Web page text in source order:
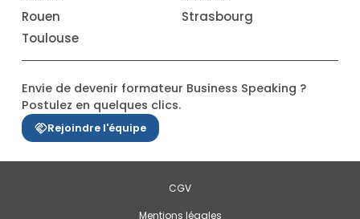
Rouen
Strasbourg
Toulouse
Envie de devenir formateur Business Speaking ?
Postulez en quelques clics.
Rejoindre l'équipe
CGV
Mentions légales